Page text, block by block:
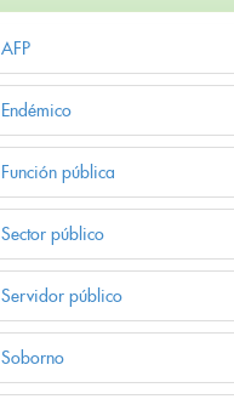
AFP
Endémico
Función pública
Sector público
Servidor público
Soborno